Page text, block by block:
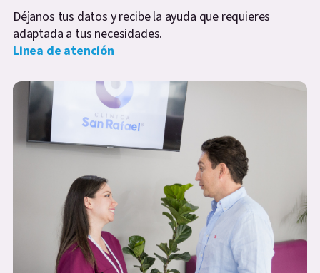
Déjanos tus datos y recibe la ayuda que requieres
adaptada a tus necesidades.
Linea de atención